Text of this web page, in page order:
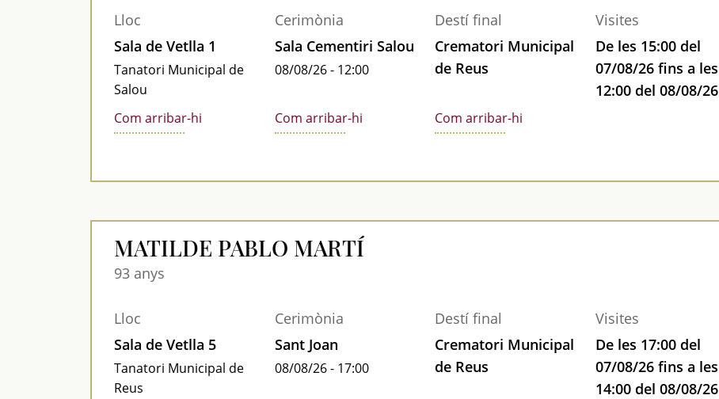
Lloc
Sala de Vetlla 1
Tanatori Municipal de
Salou
Com arribar-hi
Cerimònia
Sala Cementiri Salou
08/08/26 - 12:00
Com arribar-hi
Destí final
Crematori Municipal
de Reus
Com arribar-hi
Visites
De les 15:00 del
07/08/26 fins a les
12:00 del 08/08/26
MATILDE PABLO MARTÍ
93 anys
Lloc
Sala de Vetlla 5
Tanatori Municipal de
Reus
Cerimònia
Sant Joan
08/08/26 - 17:00
Destí final
Crematori Municipal
de Reus
Visites
De les 17:00 del
07/08/26 fins a les
14:00 del 08/08/26